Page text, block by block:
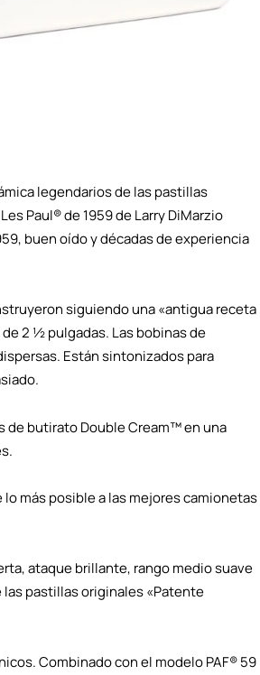
legendarios de las pastillas
Paul® de 1959 de Larry DiMarzio
buen oído y décadas de experiencia
siguiendo una «antigua receta
2 ½ pulgadas. Las bobinas de
Están sintonizados para
de butirato Double Cream™ en una
lo más posible a las mejores camionetas
ataque brillante, rango medio suave
pastillas originales «Patente
Combinado con el modelo PAF® 59